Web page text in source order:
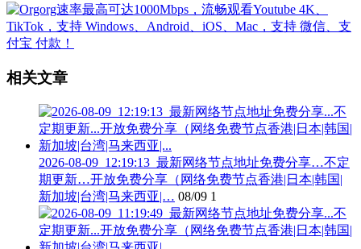
相关文章
2026-08-09_12:19:13_最新网络节点地址免费分享…不定
期更新…开放免费分享（网络免费节点香港|日本|韩国|
新加坡|台湾|马来西亚|… 08/09 1